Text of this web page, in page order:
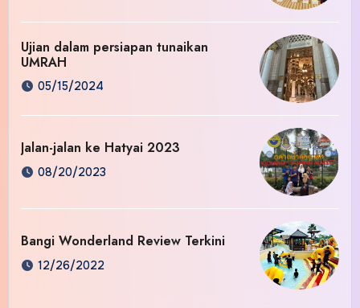
Ujian dalam persiapan tunaikan
UMRAH
05/15/2024
Jalan-jalan ke Hatyai 2023
08/20/2023
Bangi Wonderland Review Terkini
12/26/2022